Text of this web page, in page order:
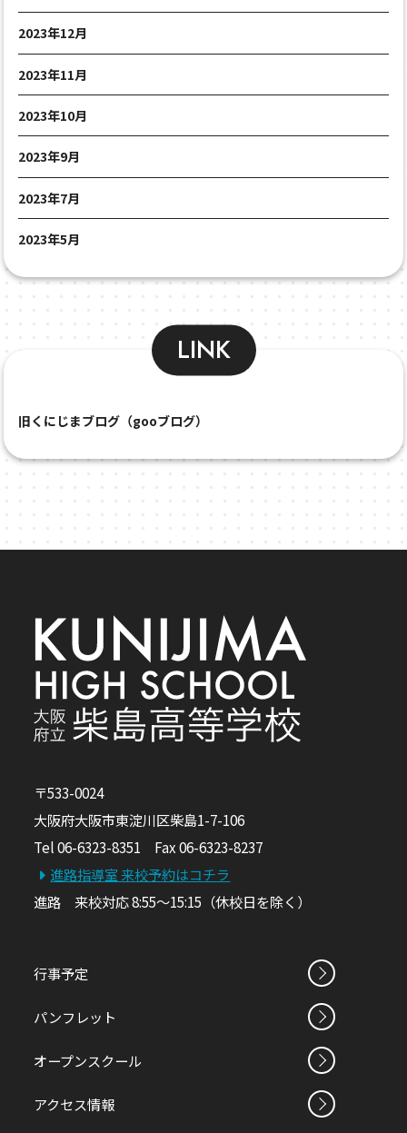
2023年12月
2023年11月
2023年10月
2023年9月
2023年7月
2023年5月
LINK
旧くにじまブログ（gooブログ）
〒533-0024
大阪府大阪市東淀川区柴島1-7-106
Tel 06-6323-8351 Fax 06-6323-8237
進路指導室 来校予約はコチラ
進路 来校対応 8:55～15:15（休校日を除く）
行事予定
パンフレット
オープンスクール
アクセス情報